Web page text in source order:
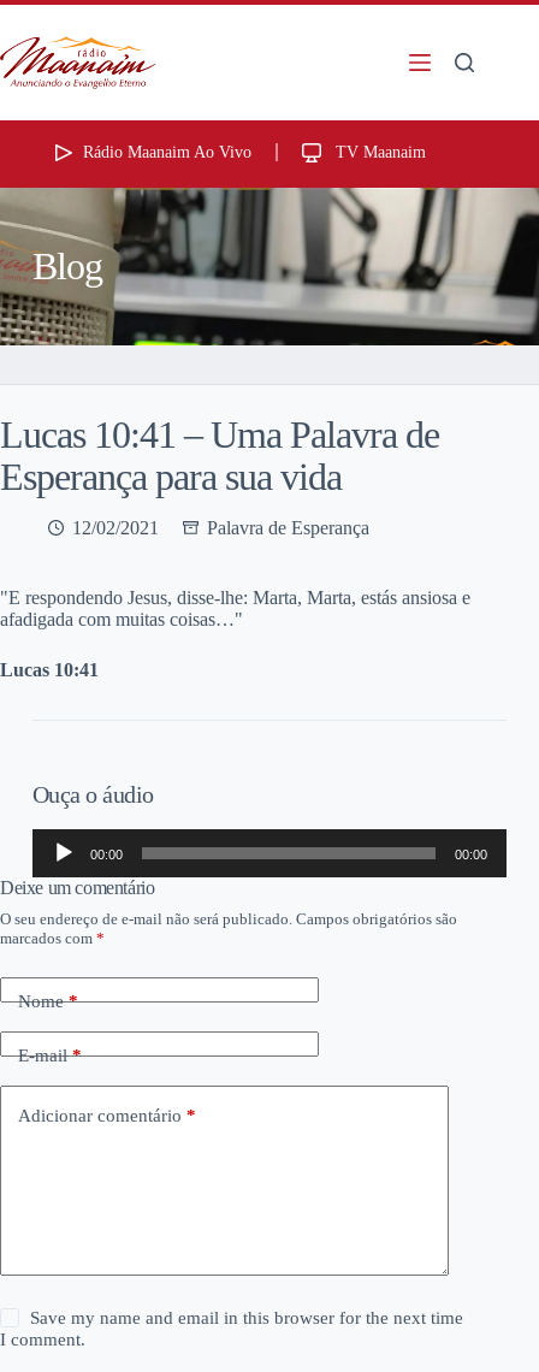
Rádio Maanaim Ao Vivo TV Maanaim
Blog
Lucas 10:41 – Uma Palavra de
Esperança para sua vida
12/02/2021 Palavra de Esperança
"E respondendo Jesus, disse-lhe: Marta, Marta, estás ansiosa e
afadigada com muitas coisas…"
Lucas 10:41
Ouça o áudio
Tocador
áudio
00:00 00:00
Deixe um comentário
O seu endereço de e-mail não será publicado. Campos obrigatórios são
marcados com *
Nome*
E-mail*
Adicionar comentário *
Save my name and email in this browser for the next time
I comment.